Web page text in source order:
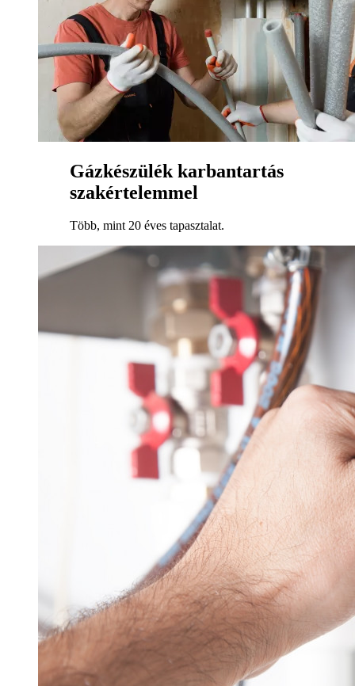
Gázkészülék karbantartás
szakértelemmel
Több, mint 20 éves tapasztalat.